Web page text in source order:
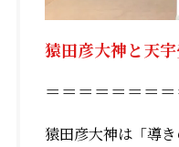
猿田彦大神と天
＝＝＝＝＝＝＝
猿田彦大神は「導